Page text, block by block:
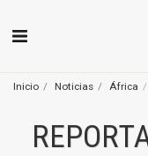
Inicio Noticias África